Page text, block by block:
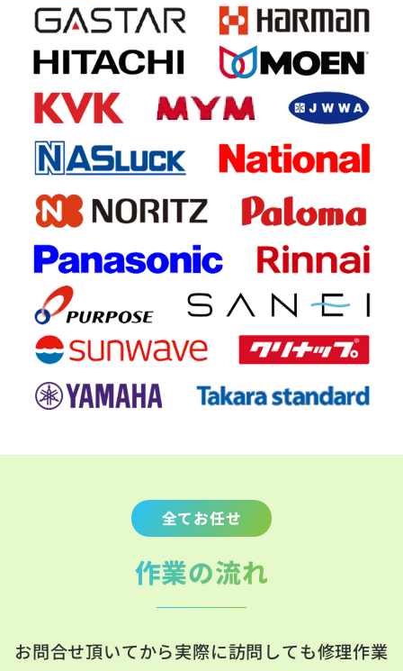
全てお任せ
作業の流れ
お問合せ頂いてから実際に訪問しても修理作業